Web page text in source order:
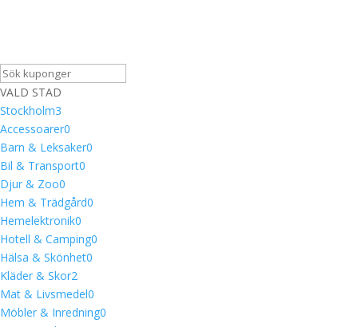
VALD STAD
Stockholm3
Accessoarer0
Barn & Leksaker0
Bil & Transport0
Djur & Zoo0
Hem & Trädgård0
Hemelektronik0
Hotell & Camping0
Hälsa & Skönhet0
Kläder & Skor2
Mat & Livsmedel0
Möbler & Inredning0